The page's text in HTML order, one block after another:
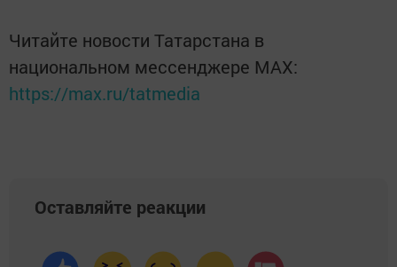
Читайте новости Татарстана в
национальном мессенджере MАХ:
https://max.ru/tatmedia
Оставляйте реакции